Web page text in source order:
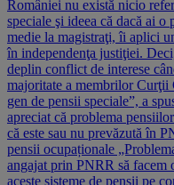
României nu există nicio
speciale şi ideea că dacă ai o
medie la magistraţi, îi aplici
în independenţa justiţiei.
deplin conflict de interese
majoritate a membrilor Curţii
gen de pensii speciale”, a
apreciat că problema
că este sau nu prevăzută în
pensii ocupaționale
angajat prin PNRR să facem
aceste sisteme de pensii pe